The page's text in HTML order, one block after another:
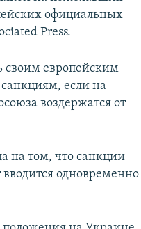
официальных
Press.
своим европейским
если на
воздержатся от
на том, что санкции
одновременно